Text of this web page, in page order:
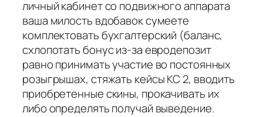
личный кабинет со подвижного аппарата
ваша милость вдобавок сумеете
комплектовать бухгалтерский (баланс,
схлопотать бонус из-за евродепозит
равно принимать участие во постоянных
розыгрышах, стяжать кейсы КС 2, вводить
приобретенные скины, прокачивать их
либо определять получай выведение.